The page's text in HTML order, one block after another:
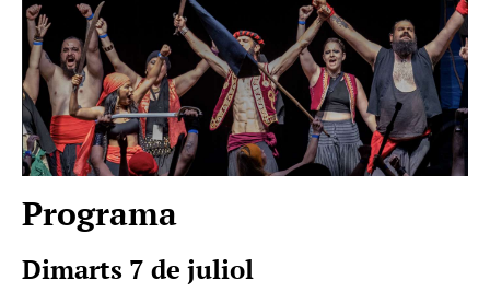
Programa
Dimarts 7 de juliol